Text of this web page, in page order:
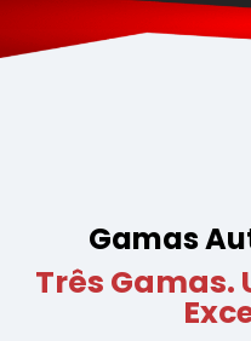
Gamas
Três Gamas.